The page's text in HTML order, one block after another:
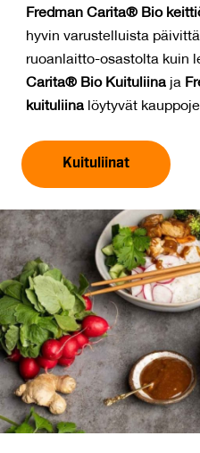
Fredman Carita® Bio
hyvin varustelluista
ruoanlaitto-osastolta kuin
Carita® Bio Kuituliina ja
kuituliina löytyvät
Kuituliinat